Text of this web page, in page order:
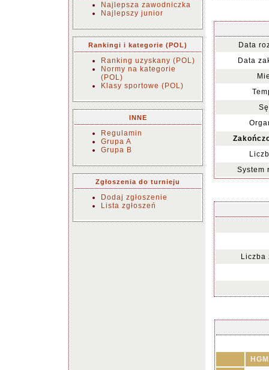
Najlepsza zawodniczka
Najlepszy junior
Rankingi i kategorie (POL)
Ranking uzyskany (POL)
Normy na kategorie
(POL)
Klasy sportowe (POL)
INNE
Regulamin
Grupa A
Grupa B
Zgłoszenia do turnieju
Dodaj zgłoszenie
Lista zgłoszeń
Data
Data
System
Liczba
HGM